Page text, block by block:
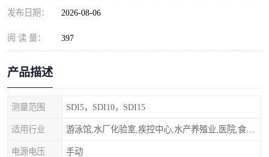
发布日期： 2026-08-06
阅 读 量： 397
产品描述
测量范围 SDI5，SDI10，SDI15
适用行业
电源电压 手动